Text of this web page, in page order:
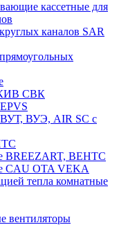
кассетные для
каналов SAR
КИВ СВК
ВУЭ, AIR SC с
BREEZART, ВЕНТС
CAU OTA VEKA
тепла комнатные
вентиляторы